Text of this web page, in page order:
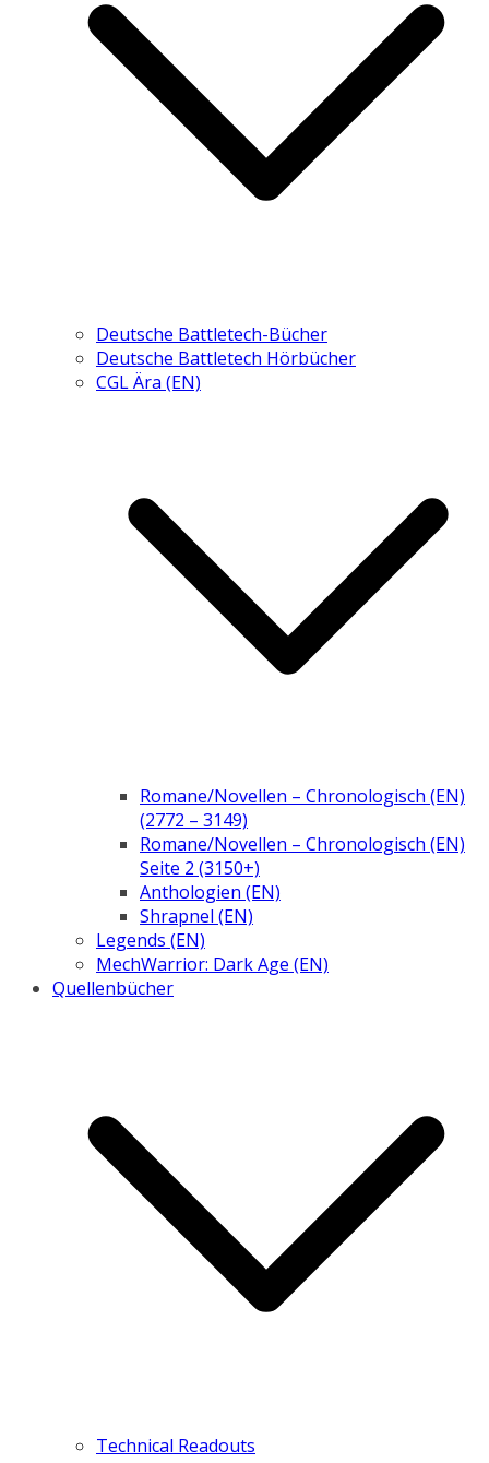
Deutsche Battletech-Bücher
Deutsche Battletech Hörbücher
CGL Ära (EN)
Romane/Novellen – Chronologisch (EN)
(2772 – 3149)
Romane/Novellen – Chronologisch (EN)
Seite 2 (3150+)
Anthologien (EN)
Shrapnel (EN)
Legends (EN)
MechWarrior: Dark Age (EN)
Quellenbücher
Technical Readouts